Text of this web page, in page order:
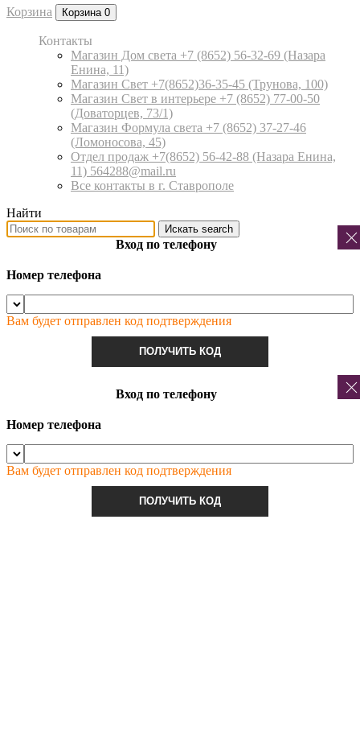
Корзина Корзина 0
Контакты
Магазин Дом света +7 (8652) 56-32-69 (Назара
Енина, 11)
Магазин Свет +7(8652)36-35-45 (Трунова, 100)
Магазин Свет в интерьере +7 (8652) 77-00-50
(Доваторцев, 73/1)
Магазин Формула света +7 (8652) 37-27-46
(Ломоносова, 45)
Отдел продаж +7(8652) 56-42-88 (Назара Енина,
11) 564288@mail.ru
Все контакты в г. Ставрополе
Найти
Искать search
Вход по телефону
Номер телефона
Вам будет отправлен код подтверждения
ПОЛУЧИТЬ КОД
Вход по телефону
Номер телефона
Вам будет отправлен код подтверждения
ПОЛУЧИТЬ КОД